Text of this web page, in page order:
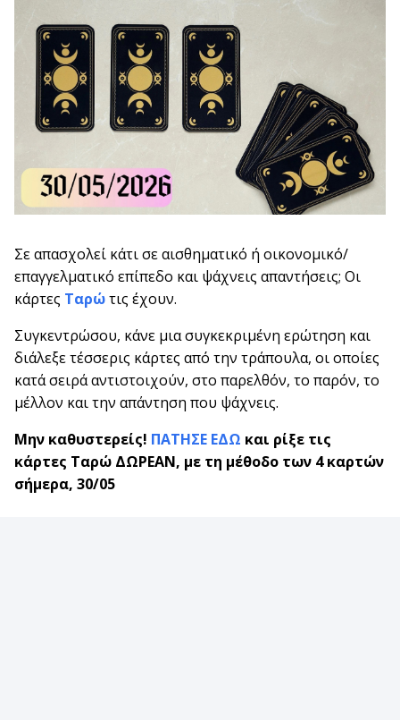
Σε απασχολεί κάτι σε αισθηματικό ή οικονομικό/
επαγγελματικό επίπεδο και ψάχνεις απαντήσεις; Οι
κάρτες Ταρώτις έχουν.
Συγκεντρώσου, κάνε μια συγκεκριμένη ερώτηση και
διάλεξε τέσσερις κάρτες από την τράπουλα, οι οποίες
κατά σειρά αντιστοιχούν, στο παρελθόν, το παρόν, το
μέλλον και την απάντηση που ψάχνεις.
Μην καθυστερείς! ΠΑΤΗΣΕ ΕΔΩ και ρίξε τις
κάρτες Ταρώ ΔΩΡΕΑΝ, με τη μέθοδο των 4 καρτών
σήμερα, 30/05